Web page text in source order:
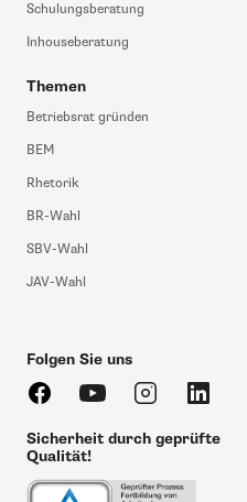
Schulungsberatung
Inhouseberatung
Themen
Betriebsrat gründen
BEM
Rhetorik
BR-Wahl
SBV-Wahl
JAV-Wahl
Folgen Sie uns
Sicherheit durch geprüfte
Qualität!